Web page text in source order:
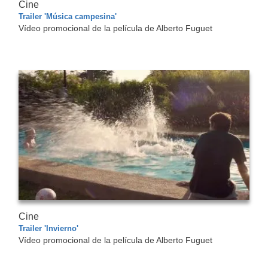
Cine
Trailer 'Música campesina'
Vídeo promocional de la película de Alberto Fuguet
Cine
Trailer 'Invierno'
Vídeo promocional de la película de Alberto Fuguet